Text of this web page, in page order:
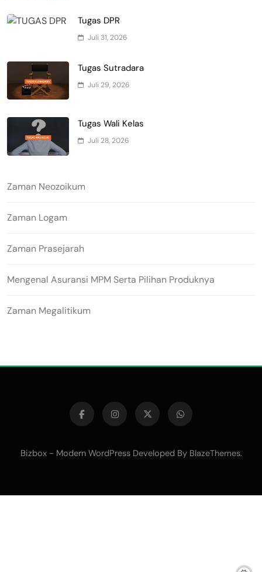
Tugas DPR
Juli 31, 2026
Tugas Sutradara
Juli 29, 2026
Tugas Wali Kelas
Juli 28, 2026
Zaman Neozoikum
Zaman Logam
Zaman Prasejarah
Mengenal Asuransi MPM Serta Pilihan Produknya
Zaman Megalitikum
Bizbox - Modern WordPress Developed By BlazeThemes.